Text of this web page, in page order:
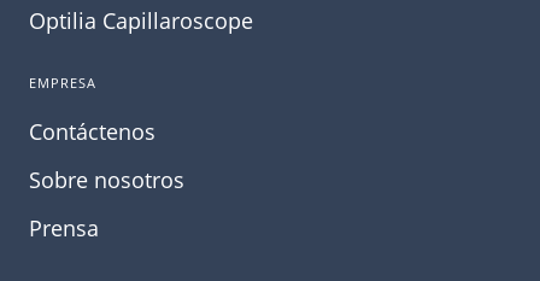
Optilia Capillaroscope
EMPRESA
Contáctenos
Sobre nosotros
Prensa